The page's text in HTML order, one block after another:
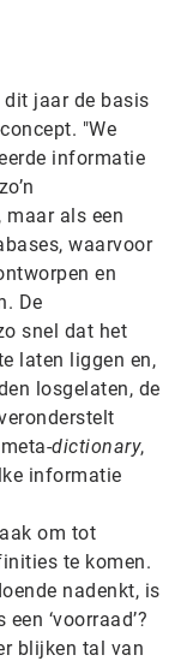
dit jaar de basis
"We
informatie
maar als een
waarvoor
en
De
snel dat het
laten liggen en,
losgelaten, de
dictionary,
informatie
om tot
te komen.
nadenkt, is
‘voorraad’?
blijken tal van